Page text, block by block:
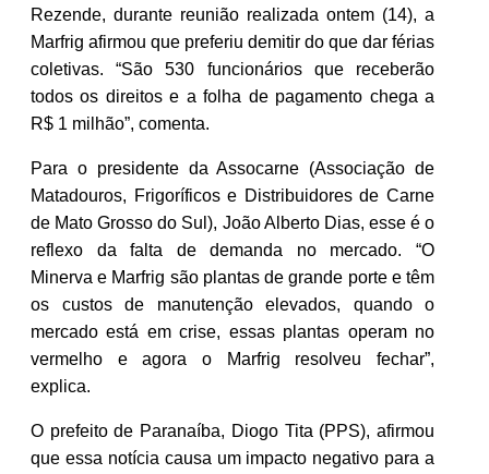
Rezende, durante reunião realizada ontem (14), a
Marfrig afirmou que preferiu demitir do que dar férias
coletivas. “São 530 funcionários que receberão
todos os direitos e a folha de pagamento chega a
R$ 1 milhão”, comenta.
Para o presidente da Assocarne (Associação de
Matadouros, Frigoríficos e Distribuidores de Carne
de Mato Grosso do Sul), João Alberto Dias, esse é o
reflexo da falta de demanda no mercado. “O
Minerva e Marfrig são plantas de grande porte e têm
os custos de manutenção elevados, quando o
mercado está em crise, essas plantas operam no
vermelho e agora o Marfrig resolveu fechar”,
explica.
O prefeito de Paranaíba, Diogo Tita (PPS), afirmou
que essa notícia causa um impacto negativo para a